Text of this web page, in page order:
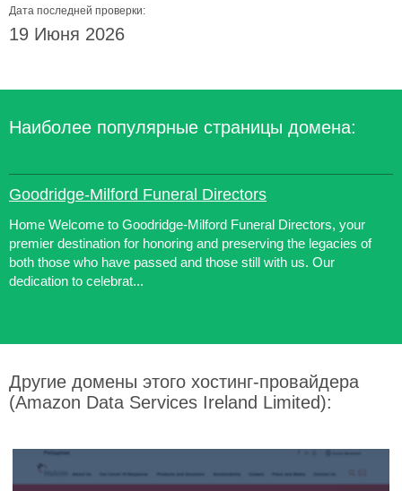
Дата последней проверки:
19 Июня 2026
Наиболее популярные страницы домена:
Goodridge-Milford Funeral Directors
Home Welcome to Goodridge-Milford Funeral Directors, your
premier destination for honoring and preserving the legacies of
both those who have passed and those still with us. Our
dedication to celebrat...
Другие домены этого хостинг-провайдера
(Amazon Data Services Ireland Limited):